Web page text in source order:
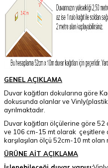
GENEL AÇIKLAMA
Duvar kağıtları dokularına göre
dokusunda olanlar ve
ayrılmaktadır.
Duvar kağıtları ölçülerine göre
ve 106 cm-15 mt olarak çeşitlere
karşılaşılan ölçü 52cm-10 mt olan
ÜRÜNE AİT AÇIKLAMA